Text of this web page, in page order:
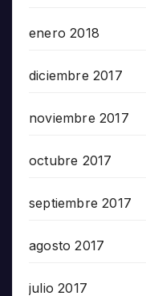
enero 2018
diciembre 2017
noviembre 2017
octubre 2017
septiembre 2017
agosto 2017
julio 2017